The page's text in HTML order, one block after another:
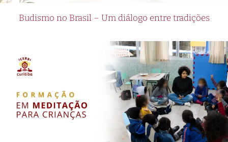
Budismo no Brasil – Um diálogo entre tradições